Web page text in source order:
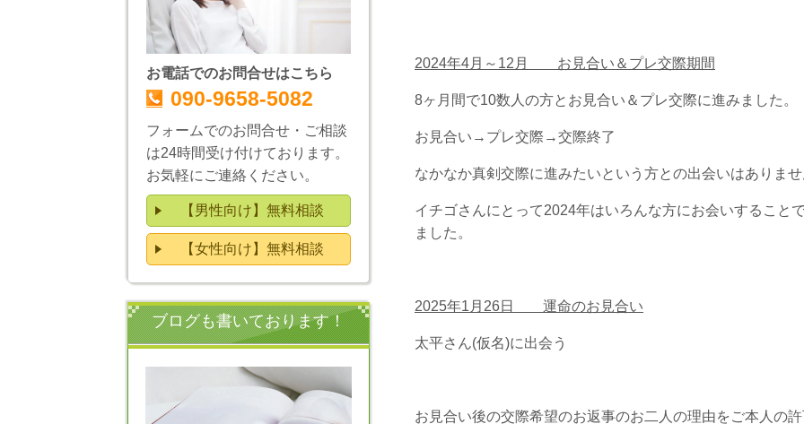
2024年4月～12月 お見合い＆プレ交際期間
8ヶ月間で10数人の方とお見合い＆プレ交際に進みました。
お見合い→プレ交際→交際終了
なかなか真剣交際に進みたいという方との出会いはありませ
イチゴさんにとって2024年はいろんな方にお会いすること
ました。
2025年1月26日 運命のお見合い
太平さん(仮名)に出会う
お見合い後の交際希望のお返事のお二人の理由をご本人の許
お電話でのお問合せはこちら
090-9658-5082
フォームでのお問合せ・ご相談
は24時間受け付けております。
お気軽にご連絡ください。
【男性向け】無料相談
【女性向け】無料相談
ブログも書いております！